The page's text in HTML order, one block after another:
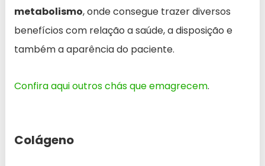
metabolismo, onde consegue trazer diversos
benefícios com relação a saúde, a disposição e
também a aparência do paciente.
Confira aqui outros chás que emagrecem.
Colágeno